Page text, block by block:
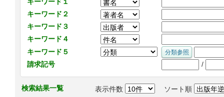
キーワード２
キーワード３
キーワード４
キーワード５
請求記号
/
検索結果一覧 表示件数 ソート順